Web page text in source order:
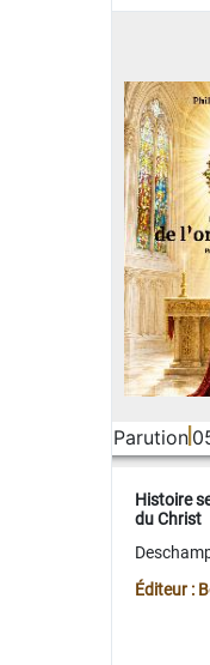
Parution
Histoire
du Christ
Éditeur :